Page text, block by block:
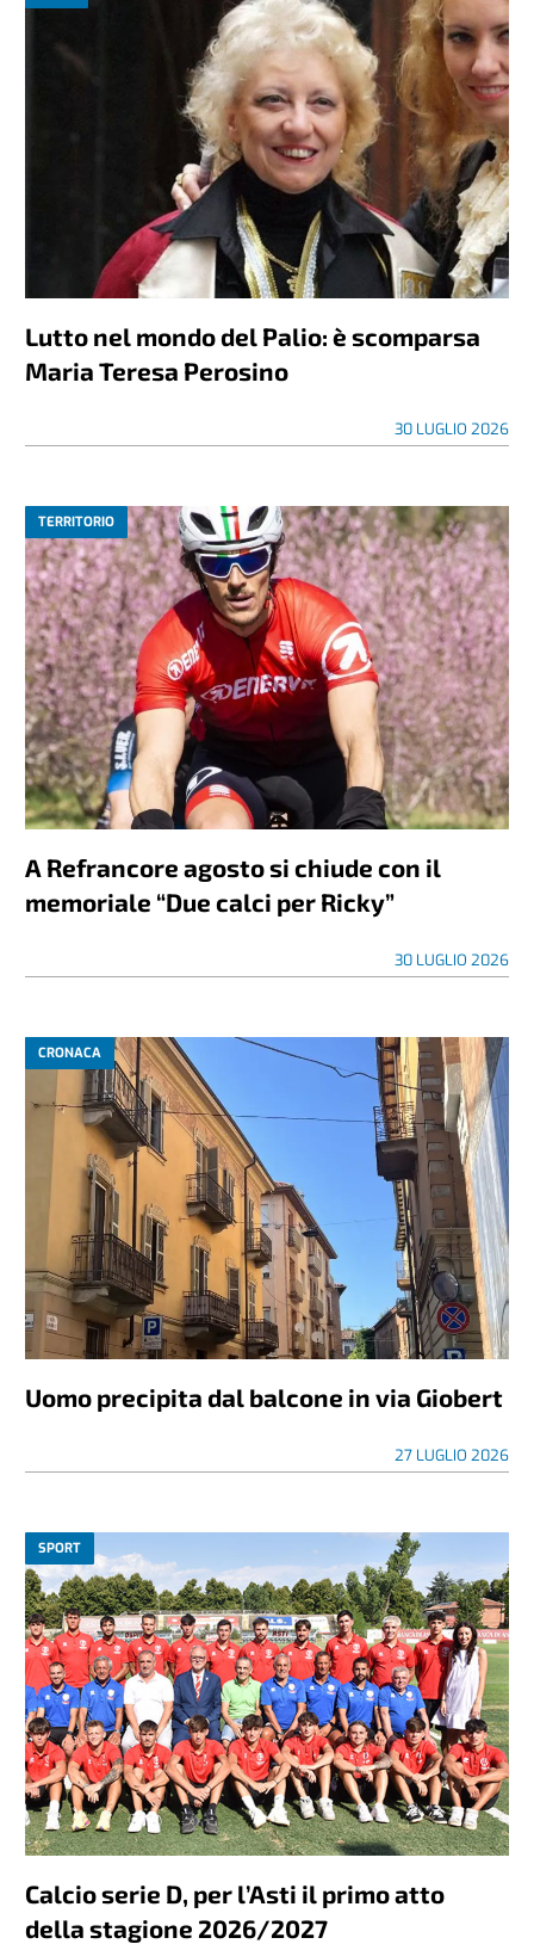
Lutto nel mondo del Palio: è scomparsa
Maria Teresa Perosino
30 LUGLIO 2026
TERRITORIO
A Refrancore agosto si chiude con il
memoriale “Due calci per Ricky”
30 LUGLIO 2026
CRONACA
Uomo precipita dal balcone in via Giobert
27 LUGLIO 2026
SPORT
Calcio serie D, per l’Asti il primo atto
della stagione 2026/2027